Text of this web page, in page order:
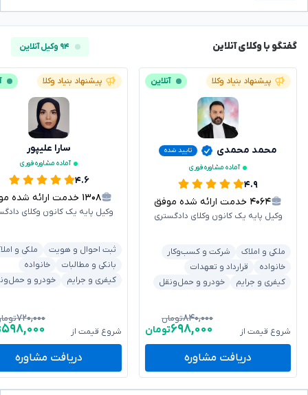
گفتگو با وکلای آنلاین ۹۴ وکیل آنلاین
پیشنهاد بنیاد وکلا آنلاین
محمد محمدی
تایید شده
آماده مشاوره فوری
۴.۹
۴۰۶۴ خدمت ارائه شده موفق
وکیل پایه یک کانون وکلای دادگستری
ملکی و املاک
شرکت و کسب‌وکار
خانواده
قرارداد و تعهدات
کیفری و جرایم
خودرو و حمل‌ونقل
شروع قیمت از
۸۴۰,۰۰۰تومان
۶۹۸,۰۰۰تومان
دریافت مشاوره
پیشنهاد بنیاد وکلا
سارا علیپور
آماده مشاوره فوری
۴.۶
۱۳۰۸ خدمت ارائه شده موفق
وکیل پایه یک کانون وکلای
ثبت احوال و هویت
ملکی و
بانکی و مطالبات
خانواده
کیفری و جرایم
خودرو و
شروع قیمت از
۷۲۰,۰۰۰
۵۹۸,۰۰۰
دریافت مشاوره